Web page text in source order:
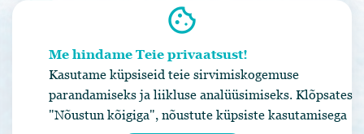
Privaatsuspoliitika|Üldtingimused
Broneerimissüsteem SALBOS
cookie
Me hindame Teie privaatsust!
Kasutame küpsiseid teie sirvimiskogemuse
parandamiseks ja liikluse analüüsimiseks. Klõpsates
"Nõustun kõigiga", nõustute küpsiste kasutamisega